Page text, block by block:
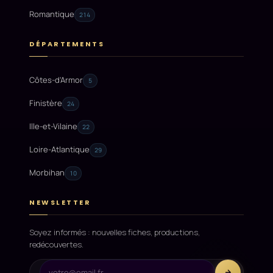
Romantique 214
DÉPARTEMENTS
Côtes-d'Armor 5
Finistère 24
Ille-et-Vilaine 22
Loire-Atlantique 29
Morbihan 10
NEWSLETTER
Soyez informés : nouvelles fiches, productions,
redécouvertes.